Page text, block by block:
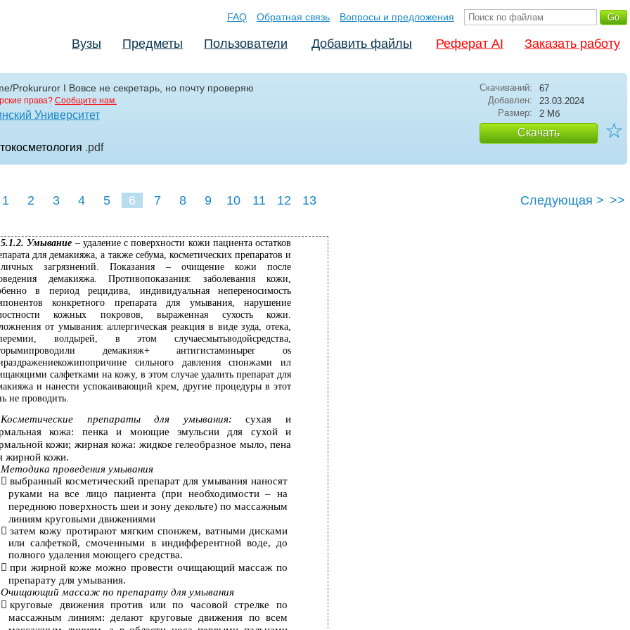
FAQ Обратная связь Вопросы и предложения
Вузы Предметы Пользователи Добавить файлы Реферат AI Заказать работу
Prokururor I Вовсе не секретарь, но почту проверяю
права? Сообщите нам.
Университет
.pdf
Скачиваний:
67
Добавлен:
23.03.2024
Размер:
2 Мб
Скачать ☆
1 2 3 4 5 6 7 8 9 10 11 12 13 Следующая > >>
5.1.2. Умывание – удаление с поверхности кожи пациента остатков
для демакияжа, а также себума, косметических препаратов и
загрязнений. Показания – очищение кожи после
демакияжа. Противопоказания: заболевания кожи,
в период рецидива, индивидуальная непереносимость
конкретного препарата для умывания, нарушение
кожных покровов, выраженная сухость кожи.
от умывания: аллергическая реакция в виде зуда, отека,
волдырей, в этом случаесмытьводойсредства,
демакияж+ антигистаминыper os
сильного давления спонжами ил
салфетками на кожу, в этом случае удалить препарат для
и нанести успокаивающий крем, другие процедуры в этот
не проводить.
Косметические препараты для умывания:сухая и
кожа: пенка и моющие эмульсии для сухой и
кожи; жирная кожа: жидкое гелеобразное мыло, пена
жирной кожи.
Методика проведения умывания
 выбранный косметический препарат для умывания наносят
руками на все лицо пациента (при необходимости – на
переднюю поверхность шеи и зону декольте) по массажным
линиям круговыми движениями
 затем кожу протирают мягким спонжем, ватными дисками
или салфеткой, смоченными в индифферентной воде, до
полного удаления моющего средства.
 при жирной коже можно провести очищающий массаж по
препарату для умывания.
Очищающий массаж по препарату для умывания
 круговые движения против или по часовой стрелке по
массажным линиям: делают круговые движения по всем